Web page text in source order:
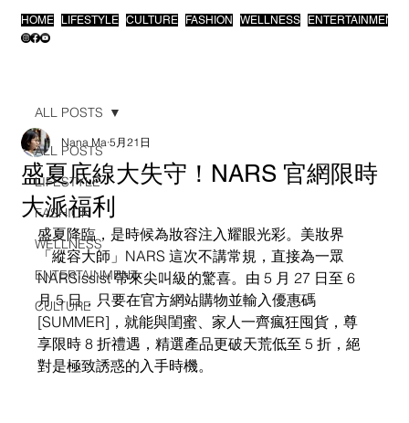
HOME LIFESTYLE CULTURE FASHION WELLNESS ENTERTAINMENT
ALL POSTS
LIFESTYLE
FASHION
WELLNESS
ENTERTAINMENT
CULTURE
ALL POSTS
盛夏底線大失守！NARS 官網限時
大派福利
Nana Ma 5月21日
盛夏降臨，是時候為妝容注入耀眼光彩。美妝界
「縱容大師」NARS 這次不講常規，直接為一眾
NARSissist 帶來尖叫級的驚喜。由 5 月 27 日至 6
月 5 日，只要在官方網站購物並輸入優惠碼
[SUMMER]，就能與閨蜜、家人一齊瘋狂囤貨，尊
享限時 8 折禮遇，精選產品更破天荒低至 5 折，絕
對是極致誘惑的入手時機。